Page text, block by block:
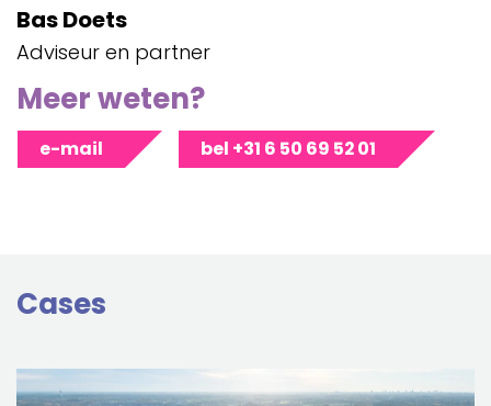
Bas Doets
Adviseur en partner
Meer weten?
e-mail bel +31 6 50 69 52 01
Cases